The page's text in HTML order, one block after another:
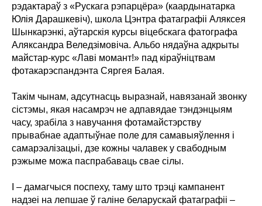
рэдактараў з «Рускага рэпарцёра» (каардынатарка
Юлія Дарашкевіч), школа Цэнтра фатаграфіі Аляксея
Шынкарэнкі, аўтарскія курсы віцебскага фатографа
Аляксандра Веледзімовіча. Альбо нядаўна адкрыты
майстар-курс «Лаві момант!» пад кіраўніцтвам
фотакарэспандэнта Сяргея Балая.
Такім чынам, адсутнасць выразнай, навязанай звонку
сістэмы, якая насамрэч не адпавядае тэндэнцыям
часу, зрабіла з навучання фотамайстэрству
прывабнае адаптыўнае поле для самавыяўлення і
самарэалізацыі, дзе кожны чалавек у свабодным
рэжыме можа паспрабаваць свае сілы.
І – дамагчыся поспеху, таму што трэці кампанент
надзеі на лепшае ў галіне беларускай фатаграфіі –